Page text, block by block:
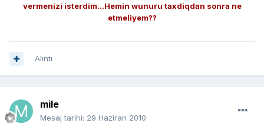
vermenizi isterdim...Hemin wunuru taxdiqdan sonra ne
etmeliyem??
Alıntı
mile
Mesaj tarihi: 29 Haziran 2010